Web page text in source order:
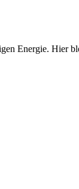
Energie. Hier